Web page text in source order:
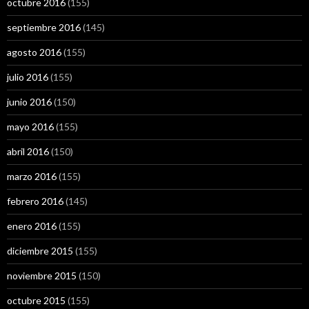
octubre 2016(155)
septiembre 2016(145)
agosto 2016(155)
julio 2016(155)
junio 2016(150)
mayo 2016(155)
abril 2016(150)
marzo 2016(155)
febrero 2016(145)
enero 2016(155)
diciembre 2015 (155)
noviembre 2015 (150)
octubre 2015 (155)